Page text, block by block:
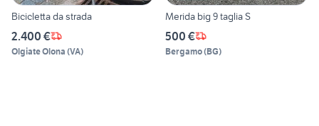
Bicicletta da strada
2.400 €
Olgiate Olona (VA)
Merida big 9 taglia S
500 €
Bergamo(BG)